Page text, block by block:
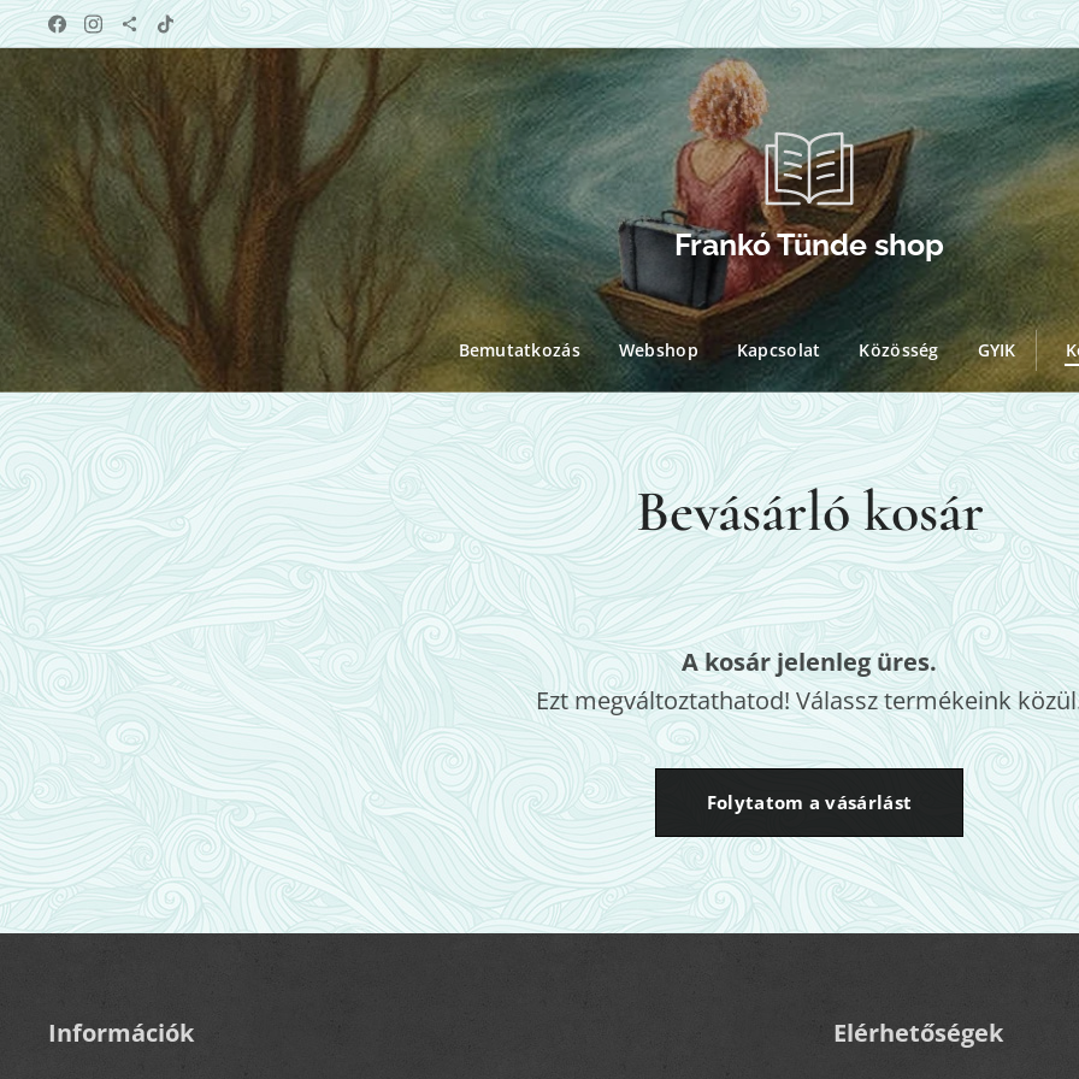
Frankó Tünde shop
Bemutatkozás Webshop Kapcsolat Közösség GYIK
Bevásárló kosár
A kosár jelenleg üres.
Ezt megváltoztathatod! Válassz termékeink
Folytatom a vásárlást
Információk
Elérhetőségek